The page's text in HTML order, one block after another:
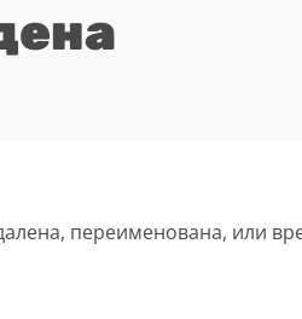
переименована, или